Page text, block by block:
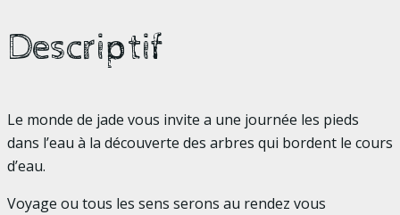
Descriptif
Le monde de jade vous invite a une journée les pieds
dans l’eau à la découverte des arbres qui bordent le cours
d’eau.
Voyage ou tous les sens serons au rendez vous